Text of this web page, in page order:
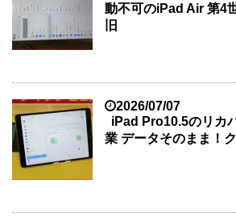
動不可のiPad Air 第4
旧
2026/07/07
iPad Pro10.5のリカ
業 データそのまま！